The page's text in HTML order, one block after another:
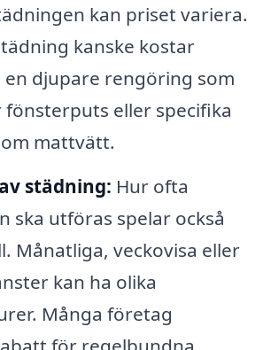
kan priset variera.
kanske kostar
en djupare rengöring som
eller specifika
mattvätt.
städning: Hur ofta
ska utföras spelar också
Månatliga, veckovisa eller
kan ha olika
Många företag